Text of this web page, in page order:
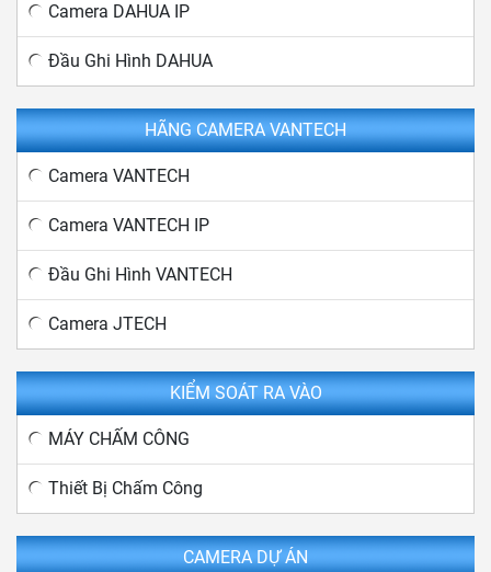
Camera DAHUA IP
Đầu Ghi Hình DAHUA
HÃNG CAMERA VANTECH
Camera VANTECH
Camera VANTECH IP
Đầu Ghi Hình VANTECH
Camera JTECH
KIỂM SOÁT RA VÀO
MÁY CHẤM CÔNG
Thiết Bị Chấm Công
CAMERA DỰ ÁN